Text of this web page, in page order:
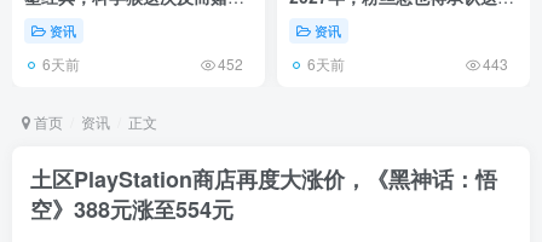
了！资讯
6天前 452
慢得有道理！
资讯
6天前 443
首页 资讯 正文
土区PlayStation商店再度大涨价，《黑神话：悟
空》388元涨至554元